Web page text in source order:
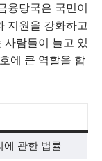
융당국은 국민이
지원을 강화하고
사람들이 늘고 있
에 큰 역할을 합
에 관한 법률